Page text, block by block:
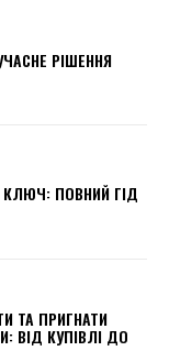
РІШЕННЯ
ПОВНИЙ ГІД
ТА ПРИГНАТИ
ВІД КУПІВЛІ ДО